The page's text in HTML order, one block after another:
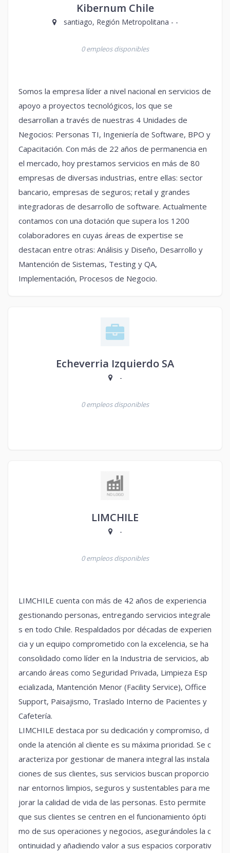
Kibernum Chile
santiago, Región Metropolitana - -
0 empleos disponibles
Somos la empresa líder a nivel nacional en servicios de
apoyo a proyectos tecnológicos, los que se
desarrollan a través de nuestras 4 Unidades de
Negocios: Personas TI, Ingeniería de Software, BPO y
Capacitación. Con más de 22 años de permanencia en
el mercado, hoy prestamos servicios en más de 80
empresas de diversas industrias, entre ellas: sector
bancario, empresas de seguros; retail y grandes
integradoras de desarrollo de software. Actualmente
contamos con una dotación que supera los 1200
colaboradores en cuyas áreas de expertise se
destacan entre otras: Análisis y Diseño, Desarrollo y
Mantención de Sistemas, Testing y QA,
Implementación, Procesos de Negocio.
Echeverria Izquierdo SA
-
0 empleos disponibles
LIMCHILE
-
0 empleos disponibles
LIMCHILE cuenta con más de 42 años de experiencia
gestionando personas, entregando servicios integrale
s en todo Chile. Respaldados por décadas de experien
cia y un equipo comprometido con la excelencia, se ha
consolidado como líder en la Industria de servicios, ab
arcando áreas como Seguridad Privada, Limpieza Esp
ecializada, Mantención Menor (Facility Service), Office
Support, Paisajismo, Traslado Interno de Pacientes y
Cafetería.
LIMCHILE destaca por su dedicación y compromiso, d
onde la atención al cliente es su máxima prioridad. Se c
aracteriza por gestionar de manera integral las instala
ciones de sus clientes, sus servicios buscan proporcio
nar entornos limpios, seguros y sustentables para me
jorar la calidad de vida de las personas. Esto permite
que sus clientes se centren en el funcionamiento ópti
mo de sus operaciones y negocios, asegurándoles la c
ontinuidad y añadiendo valor a sus espacios corporativ